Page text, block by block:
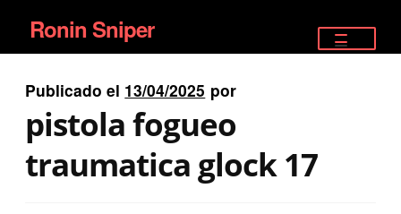
Ir
a
la
navegación
Ir
al
contenido
Ronin Sniper
EQUIPAMIENTO ÉLITE
Publicado el 13/04/2025 por
pistola fogueo
traumatica glock 17